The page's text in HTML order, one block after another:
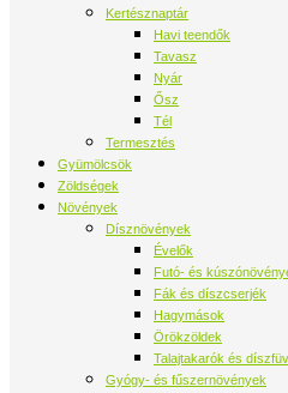
Kertésznaptár
Havi teendők
Tavasz
Nyár
Ősz
Tél
Termesztés
Gyümölcsök
Zöldségek
Növények
Dísznövények
Évelők
Futó- és
Fák és díszcserjék
Hagymások
Örökzöldek
Talajtakarók és
Gyógy- és fűszernövények